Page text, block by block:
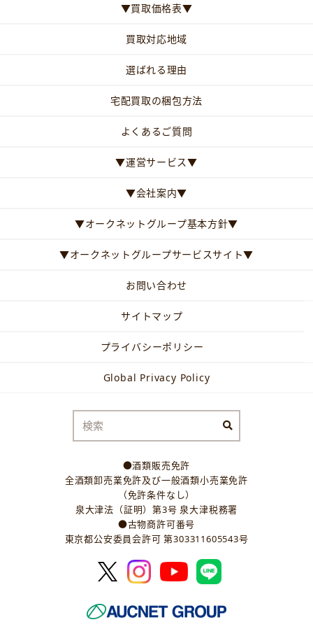
▼買取価格表▼
買取対応地域
選ばれる理由
宅配買取の梱包方法
よくあるご質問
▼運営サービス▼
▼会社案内▼
▼オークネットグループ基本方針▼
▼オークネットグループサービスサイト▼
お問い合わせ
サイトマップ
プライバシーポリシー
Global Privacy Policy
●酒類販売免許
全酒類卸売業免許及び一般酒類小売業免許
（免許条件なし）
泉大津法（証明）第3号 泉大津税務署
●古物商許可番号
東京都公安委員会許可 第303311605543号